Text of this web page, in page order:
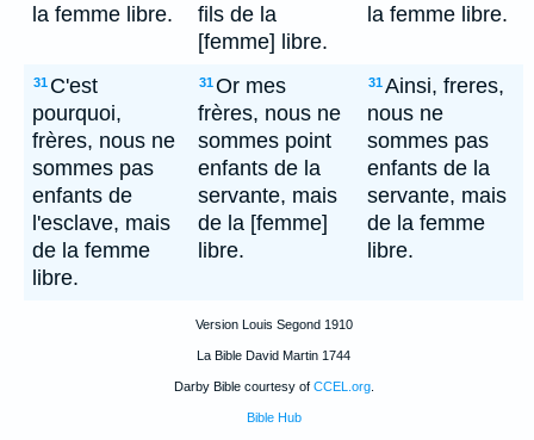
la femme libre.
fils de la
[femme] libre.
la femme libre.
31 C'est
pourquoi,
frères, nous ne
sommes pas
enfants de
l'esclave, mais
de la femme
libre.
31Or mes
frères, nous ne
sommes point
enfants de la
servante, mais
de la [femme]
libre.
31Ainsi, freres,
nous ne
sommes pas
enfants de la
servante, mais
de la femme
libre.
Version Louis Segond 1910
La Bible David Martin 1744
Darby Bible courtesy of CCEL.org.
Bible Hub